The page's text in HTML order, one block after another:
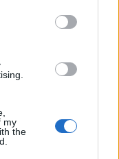
my
the
Latvijā ir tāpat kā
kas šobrīd ir
iekļaujošu
visiem
atbalsta sistēma